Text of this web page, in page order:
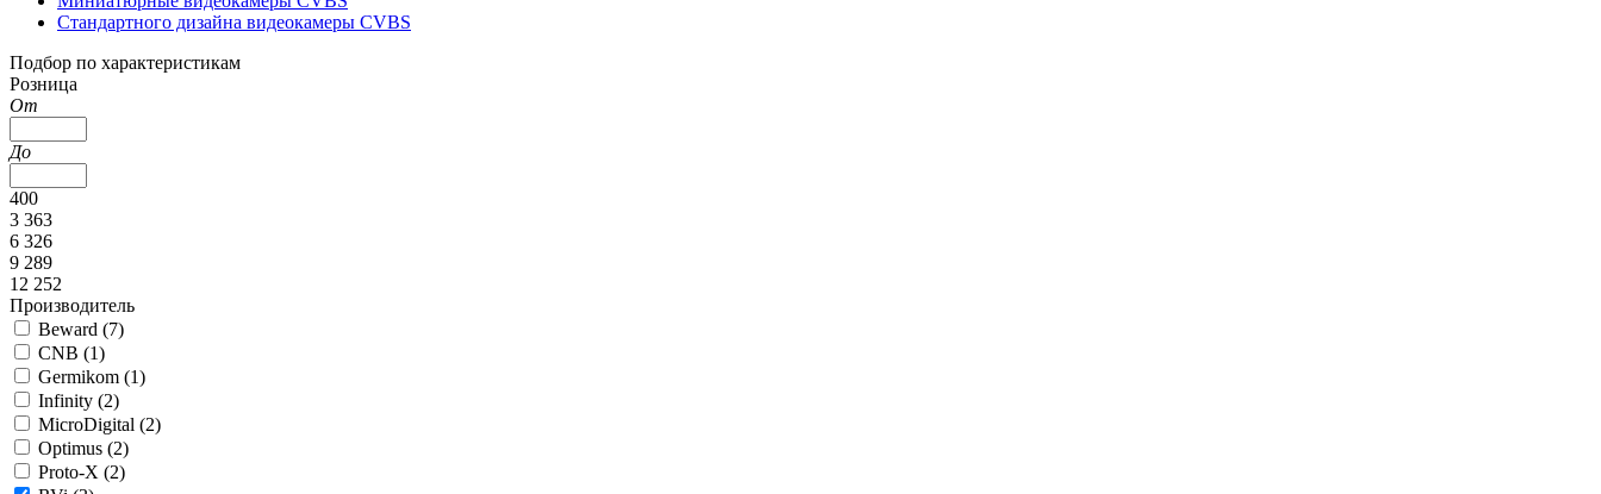
Стандартного дизайна видеокамеры CVBS
Подбор по характеристикам
Розница
От
До
400
3 363
6 326
9 289
12 252
Производитель
Beward (7)
CNB (1)
Germikom (1)
Infinity (2)
MicroDigital (2)
Optimus (2)
Proto-X (2)